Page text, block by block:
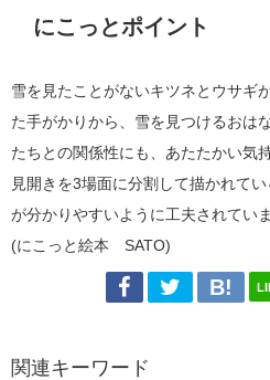
にこっとポイント
雪を見たことがないキツネとウサギ
た手がかりから、雪を見つけるおは
たちとの関係性にも、あたたかい気
見開きを3場面に分割して描かれて
が分かりやすいように工夫されていま
(にこっと絵本 SATO)
関連キーワード